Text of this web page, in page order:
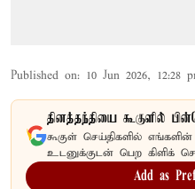
Published on: 10 Jun 2026, 12:28
தினத்தந்தியை கூகுளில்
கூகுள் செய்திகளில்
உடனுக்குடன் பெற கிளிக்
Add as